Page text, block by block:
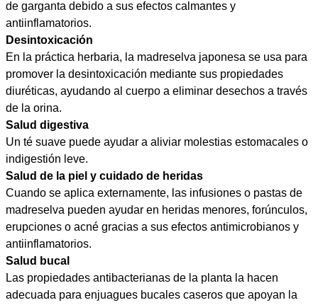
de garganta debido a sus efectos calmantes y
antiinflamatorios.
Desintoxicación
En la práctica herbaria, la madreselva japonesa se usa para
promover la desintoxicación mediante sus propiedades
diuréticas, ayudando al cuerpo a eliminar desechos a través
de la orina.
Salud digestiva
Un té suave puede ayudar a aliviar molestias estomacales o
indigestión leve.
Salud de la piel y cuidado de heridas
Cuando se aplica externamente, las infusiones o pastas de
madreselva pueden ayudar en heridas menores, forúnculos,
erupciones o acné gracias a sus efectos antimicrobianos y
antiinflamatorios.
Salud bucal
Las propiedades antibacterianas de la planta la hacen
adecuada para enjuagues bucales caseros que apoyan la